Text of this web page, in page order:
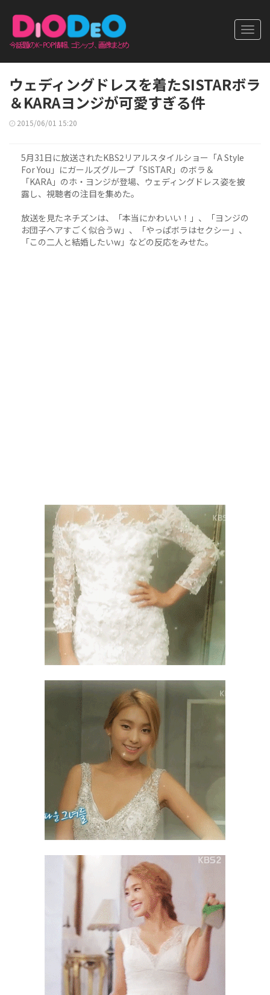
ウェディングドレスを着たSISTARボラ
＆KARAヨンジが可愛すぎる件
2015/06/01 15:20
5月31日に放送されたKBS2リアルスタイルショー「A Style
For You」にガールズグループ「SISTAR」のボラ＆
「KARA」のホ・ヨンジが登場、ウェディングドレス姿を披
露し、視聴者の注目を集めた。
放送を見たネチズンは、「本当にかわいい！」、「ヨンジの
お団子ヘアすごく似合うw」、「やっぱボラはセクシー」、
「この二人と結婚したいw」などの反応をみせた。